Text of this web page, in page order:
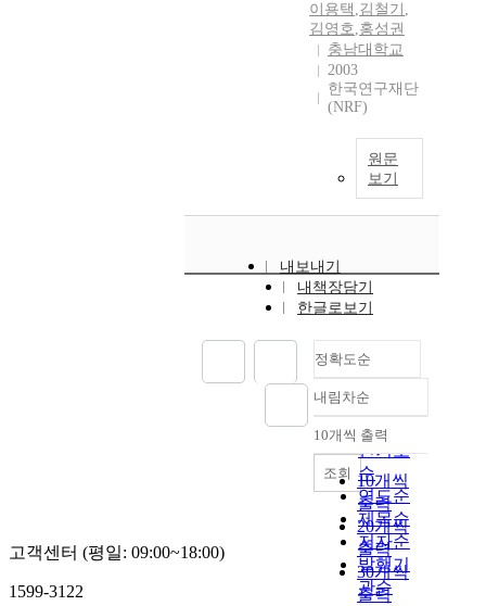
이용택 ,김철기 ,
김영호,홍성권
충남대학교
2003
한국연구재단
(NRF)
원문
보기
내보내기
내책장담기
한글로보기
정확도순
정확도
순
인기도
순
연도순
제목순
저자순
발행기
관순
내림차순
내림차순
10개씩 출력
10개씩
출력
20개씩
출력
30개씩
출력
조회
고객센터 (평일: 09:00~18:00)
1599-3122